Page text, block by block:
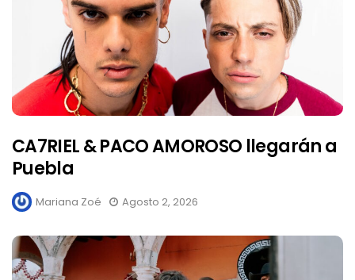
CA7RIEL & PACO AMOROSO llegarán a
Puebla
Mariana Zoé Agosto 2, 2026